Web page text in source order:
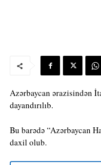
Azərbaycan ərazisindən
dayandırılıb.
Bu barədə “Azərbaycan
daxil olub.